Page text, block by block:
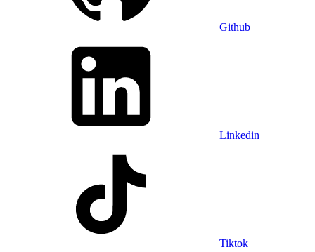
Github
Linkedin
Tiktok